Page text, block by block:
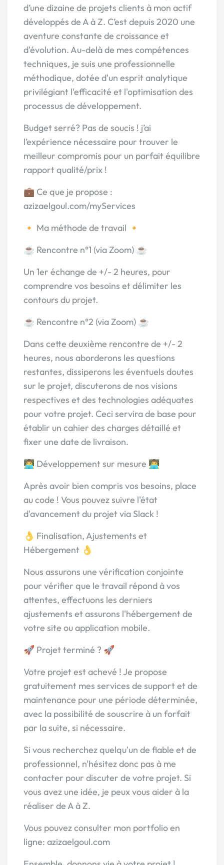
d’une dizaine de projets clients à mon actif
développés de A à Z. C’est depuis 2020 une
aventure constante de croissance et
d'évolution. Au-delà de mes compétences
techniques, je suis une professionnelle
méthodique, dotée d'un esprit analytique
privilégiant l'efficacité et l'optimisation des
processus de développement.
Budget serré? Pas de soucis ! j’ai
l’expérience nécessaire pour trouver le
meilleur compromis pour un parfait équilibre
rapport qualité/prix !
💼 Ce que je propose :
azizaelgoul.com/myServices
🔸 Ma méthode de travail 🔸
☕️ Rencontre n°1 (via Zoom) ☕️
Un 1er échange de +/- 2 heures, pour
comprendre vos besoins et délimiter les
contours du projet.
☕️ Rencontre n°2 (via Zoom) ☕️
Dans cette deuxième rencontre de +/- 2
heures, nous aborderons les questions
restantes, dissiperons les éventuels doutes
sur le projet, discuterons de nos visions
respectives et des technologies adéquates
pour votre projet. Ceci servira de base pour
établir un cahier des charges détaillé et
fixer une date de livraison.
👨‍💻 Développement sur mesure 👨‍💻
Après avoir bien compris vos besoins, place
au code ! Vous pouvez suivre l'état
d'avancement du projet via Slack !
👌 Finalisation, Ajustements et
Hébergement 👌
Nous assurons une vérification conjointe
pour vérifier que le travail répond à vos
attentes, effectuons les derniers
ajustements et assurons l'hébergement de
votre site ou application mobile.
🚀 Projet terminé ? 🚀
Votre projet est achevé ! Je propose
gratuitement mes services de support et de
maintenance pour une période déterminée,
avec la possibilité de souscrire à un forfait
par la suite, si nécessaire.
Si vous recherchez quelqu'un de fiable et de
professionnel, n'hésitez donc pas à me
contacter pour discuter de votre projet. Si
vous avez une idée, je peux vous aider à la
réaliser de A à Z.
Vous pouvez consulter mon portfolio en
ligne: azizaelgoul.com